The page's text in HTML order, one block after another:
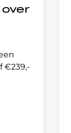
over
€239,-